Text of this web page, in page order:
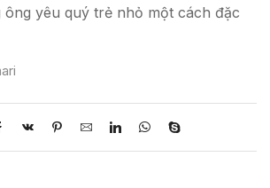
ông yêu quý trẻ nhỏ một cách đặc